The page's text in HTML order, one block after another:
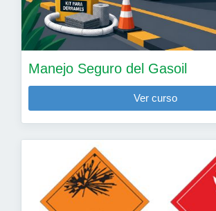
Manejo Seguro del Gasoil
Ver curso